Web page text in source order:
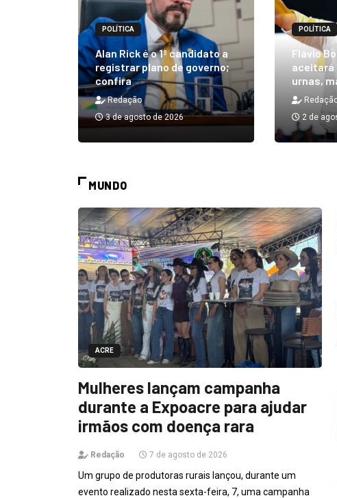
POLÍTICA
Alan Rick é o 1º candidato a
registrar plano de governo;
confira
Redação
3 de agosto de 2026
POLÍTICA
Flávio
aceitará
urnas,
2 de
MUNDO
ACRE
Mulheres lançam campanha
durante a Expoacre para ajudar
irmãos com doença rara
Redação 7 de agosto de 2026
Um grupo de produtoras rurais lançou, durante um
evento realizado nesta sexta-feira, 7, uma campanha